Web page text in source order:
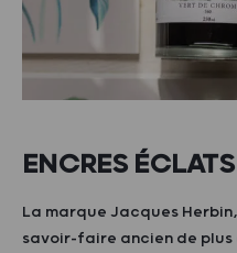
ENCRES ÉCLATS
La marque Jacques
savoir-faire ancien de plus